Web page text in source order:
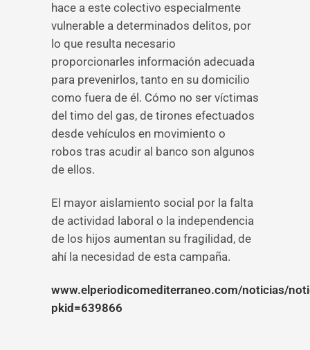
hace a este colectivo especialmente
vulnerable a determinados delitos, por
lo que resulta necesario
proporcionarles información adecuada
para prevenirlos, tanto en su domicilio
como fuera de él. Cómo no ser víctimas
del timo del gas, de tirones efectuados
desde vehículos en movimiento o
robos tras acudir al banco son algunos
de ellos.
El mayor aislamiento social por la falta
de actividad laboral o la independencia
de los hijos aumentan su fragilidad, de
ahí la necesidad de esta campaña.
www.elperiodicomediterraneo.com/noticias/
pkid=639866